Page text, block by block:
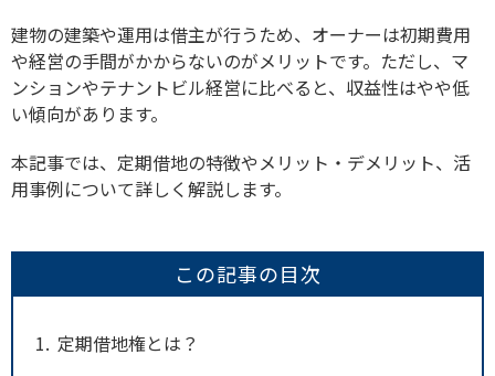
建物の建築や運用は借主が行うため、オーナーは初期費用
や経営の手間がかからないのがメリットです。ただし、マ
ンションやテナントビル経営に比べると、収益性はやや低
い傾向があります。
本記事では、定期借地の特徴やメリット・デメリット、活
用事例について詳しく解説します。
この記事の目次
1 定期借地権とは？